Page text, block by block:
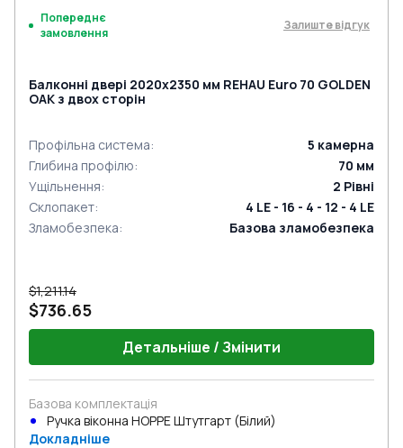
Попереднє
замовлення
Залиште відгук
Балконні двері 2020x2350 мм REHAU Euro 70 GOLDEN
OAK з двох сторін
Профільна система: 5 камерна
Глибина профілю: 70 мм
Ущільнення: 2 Рівні
Склопакет:
4 LE - 16 - 4 - 12 - 4 LE
Зламобезпека: Базова зламобезпека
$1,211.14
$736.65
Детальніше / Змінити
Базова комплектація
Ручка віконна HOPPE Штутгарт (Білий)
Докладніше